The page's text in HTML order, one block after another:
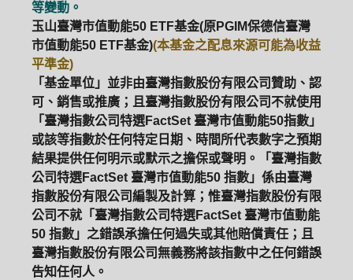
等變動。
玉山臺灣市值動能50 ETF基金(原PGIM保德信臺灣
市值動能50 ETF基金)(本基金之配息來源可能為收益
平準金)
「基金單位」並非由臺灣指數股份有限公司贊助、認
可、銷售或推廣；且臺灣指數股份有限公司不就使用
「臺灣指數公司特選FactSet 臺灣市值動能50指數」
或該等指數於任何特定日期、時間所代表數字之預期
結果提供任何明示或默示之擔保或聲明。「臺灣指數
公司特選FactSet 臺灣市值動能50 指數」係由臺灣
指數股份有限公司編製及計算；惟臺灣指數股份有限
公司不就「臺灣指數公司特選FactSet 臺灣市值動能
50 指數」之錯誤承擔任何過失或其他賠償責任；且
臺灣指數股份有限公司無義務將該指數中之任何錯誤
告知任何人。